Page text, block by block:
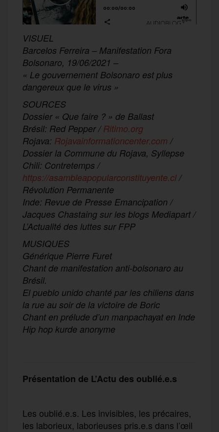
VISUEL
Barcelos Ferreira – Manifestation Fora
Bolsonaro, 19/06/2021 –
« Le gouvernement Bolsonaro est plus
dangereux que le virus »
SOURCES
Dossier « Que faire ? » de Ballast
Brésil: Red Pepper /Ritimo.org
Rojava: Rojavainformationcenter.com /
Dossier la Commune du Rojava, Syllepse
Chili: Contretemps /
https://asambleapopularconstituyente.cl /
Révolution Permanente
Inde: Revue de Presse Emancipation /
Jacques Chastaing sur les blogs Mediapart /
L’Actualité des luttes sur FPP
MUSIQUES
Générique Pierre Furet
Chant de manifestation anti-bolsonaro au
Brésil.
El pueblo unido chanté par les chiliens dans
la rue au soir de la victoire de Boric
Chant en prélude d’un manpachayat en Inde
Hip hop kurde anonyme
Présentation de L’Actu des oublié.e.s
Les oublié.e.s. Les invisibles, les précaires,
les laborieux, laborieuses pris.e.s dans l’œil